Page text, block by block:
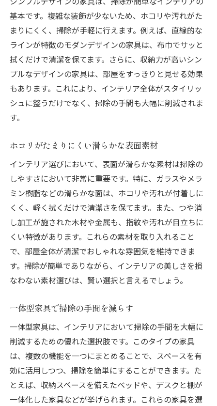
基本です。複雑な装飾が少ないため、ホコリや汚れがた
まりにくく、掃除が手軽に行えます。例えば、直線的な
ラインが特徴のモダンデザインの家具は、布巾でサッと
拭くだけで清潔を保てます。さらに、収納力が高いシン
プルなデザインの家具は、部屋をすっきりと見せる効果
もあります。これにより、インテリア全体がスタイリッ
シュに整うだけでなく、掃除の手間も大幅に削減されま
す。
ホコリがたまりにくい滑らかな表面素材
インテリア選びにおいて、表面が滑らかな素材は掃除の
しやすさにおいて非常に重要です。特に、ガラスやメラ
ミン樹脂などの滑らかな面は、ホコリや汚れが付着しに
くく、軽く拭くだけで清潔さを保てます。また、つや消
し加工が施された木材や金属も、指紋や汚れが目立ちに
くい特徴があります。これらの素材を取り入れること
で、部屋全体が清潔でおしゃれな雰囲気を維持できま
す。掃除が簡単でありながら、インテリアの美しさを損
なわない素材選びは、賢い選択と言えるでしょう。
一体型家具で掃除の手間を減らす
一体型家具は、インテリアにおいて掃除の手間を大幅に
削減するための優れた選択肢です。このタイプの家具
は、複数の機能を一つにまとめることで、スペースを有
効に活用しつつ、掃除を簡単にすることができます。た
とえば、収納スペースを備えたベッドや、デスクと棚が
一体化した家具などが挙げられます。これらの家具を選